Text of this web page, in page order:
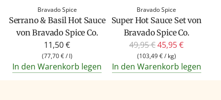
Bravado Spice
Serrano & Basil Hot Sauce
von Bravado Spice Co.
11,50 €
(77,70 €/ l)
In den Warenkorb legen
Bravado Spice
Super Hot Sauce Set von
Bravado Spice Co.
R
g
49,95 €45,95 €
(103,49 €/ kg)
In den Warenkorb legen